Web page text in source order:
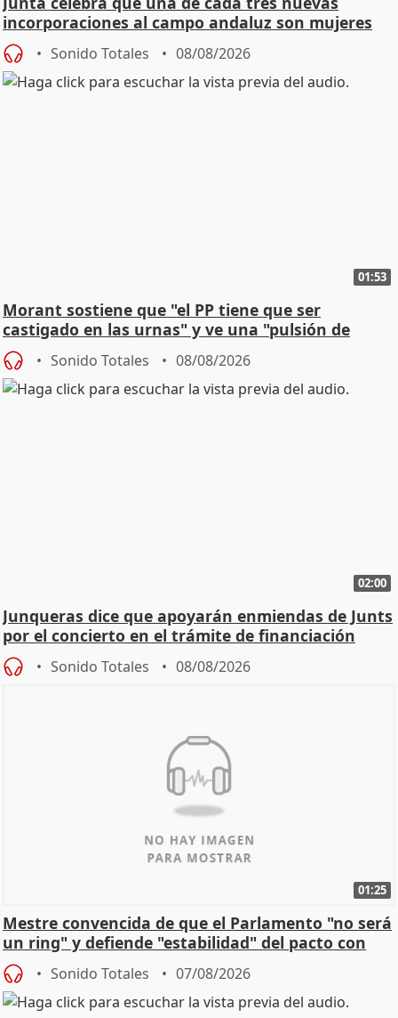
incorporaciones al campo andaluz son mujeres
jóvenes
Sonido Totales 08/08/2026
01:53
Morant sostiene que "el PP tiene que ser
castigado en las urnas" y ve una "pulsión de
cambio"
Sonido Totales 08/08/2026
02:00
Junqueras dice que apoyarán enmiendas de Junts
por el concierto en el trámite de financiación
Sonido Totales 08/08/2026
01:25
Mestre convencida de que el Parlamento "no será
un ring" y defiende "estabilidad" del pacto con
Vox
Sonido Totales 07/08/2026